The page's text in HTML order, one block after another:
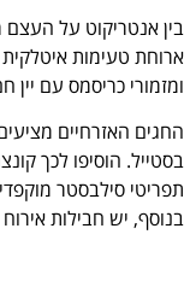
ומזמורי כריסמס עם יין
החגים האזרחיים
בסטייל. הוסיפו לכך
תפריטי סילבסטר
בנוסף, יש חבילות